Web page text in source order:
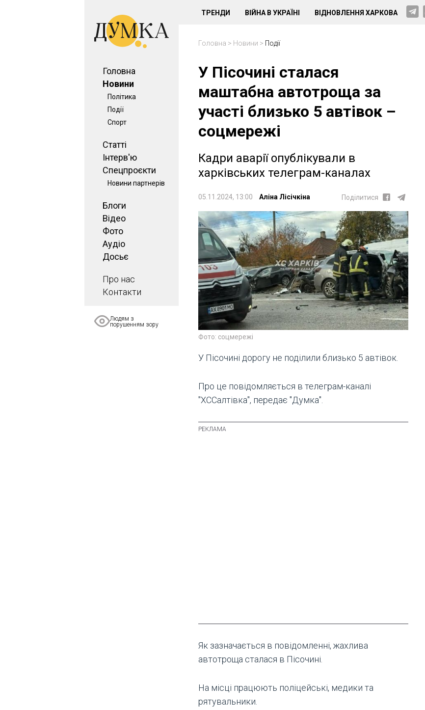
Головна
Новини
Політика
Події
Спорт
Статті
Інтерв'ю
Спецпроєкти
Новини партнерів
Блоги
Відео
Фото
Аудіо
Досьє
Про нас
Контакти
Людям з
порушенням зору
ТРЕНДИ ВІЙНА В УКРАЇНІ ВІДНОВЛЕННЯ ХАРКОВА
Головна > Новини > Події
У Пісочині сталася
маштабна автотроща за
участі близько 5 автівок –
соцмережі
Кадри аварії опублікували в
харківських телеграм-каналах
05.11.2024, 13:00 Аліна Лісічкіна Поділитися
Фото: соцмережі
У Пісочині дорогу не поділили близько 5 автівок.
Про це повідомляється в телеграм-каналі
"ХССалтівка", передає "Думка".
Як зазначається в повідомленні, жахлива
автотроща сталася в Пісочині.
На місці працюють поліцейські, медики та
рятувальники.